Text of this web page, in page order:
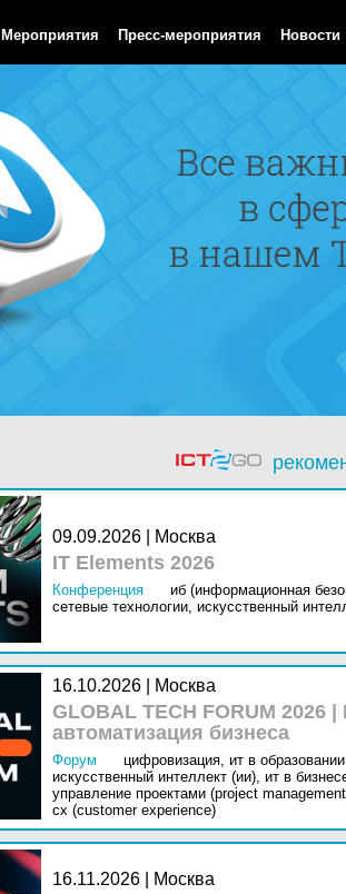
Мероприятия Пресс-мероприятия Новости
09.09.2026 | Москва
IT Elements 2026
Конференция
иб (информационная
сетевые технологии, искусственный
16.10.2026 | Москва
GLOBAL TECH FORUM
автоматизация бизнеса
Форум цифровизация, ит в
искусственный интеллект (ии), ит в
управление проектами (project
cx (customer experience)
16.11.2026 | Москва